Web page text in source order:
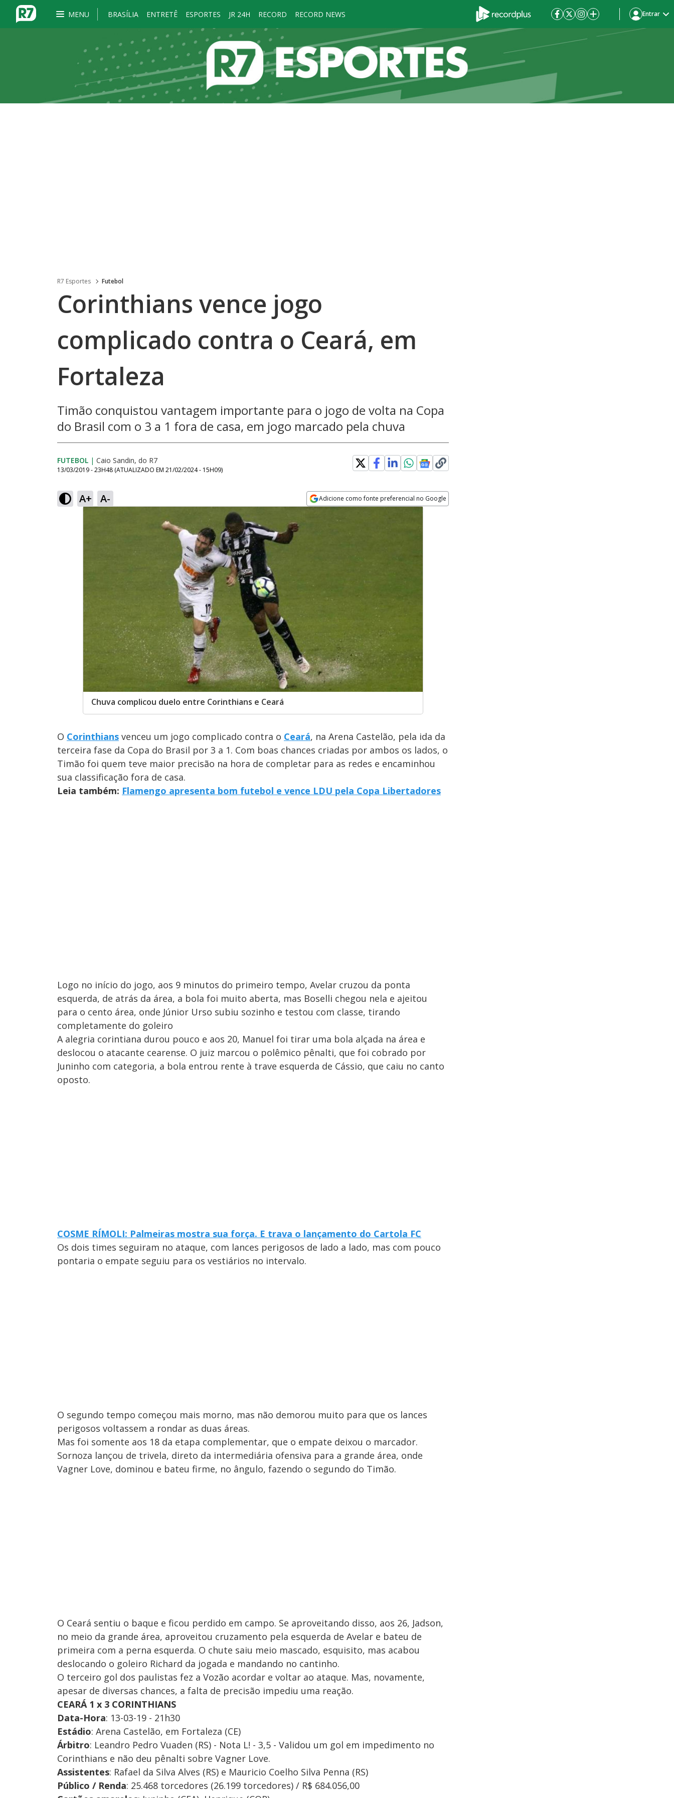
MENU BRASÍLIA ENTRETÊ ESPORTES JR 24H RECORD RECORD NEWS Entrar
R7 Esportes Futebol
Corinthians vence jogo
complicado contra o Ceará, em
Fortaleza
Timão conquistou vantagem importante para o jogo de volta na Copa
do Brasil com o 3 a 1 fora de casa, em jogo marcado pela chuva
FUTEBOL | Caio Sandin, do R7
13/03/2019 - 23H48 (ATUALIZADO EM 21/02/2024 - 15H09)
A+ A- Adicione como fonte preferencial no Google
Chuva complicou duelo entre Corinthians e Ceará
O Corinthians venceu um jogo complicado contra o Ceará, na Arena Castelão, pela ida da
terceira fase da Copa do Brasil por 3 a 1. Com boas chances criadas por ambos os lados, o
Timão foi quem teve maior precisão na hora de completar para as redes e encaminhou
sua classificação fora de casa.
Leia também: Flamengo apresenta bom futebol e vence LDU pela Copa Libertadores
Logo no início do jogo, aos 9 minutos do primeiro tempo, Avelar cruzou da ponta
esquerda, de atrás da área, a bola foi muito aberta, mas Boselli chegou nela e ajeitou
para o cento área, onde Júnior Urso subiu sozinho e testou com classe, tirando
completamente do goleiro
A alegria corintiana durou pouco e aos 20, Manuel foi tirar uma bola alçada na área e
deslocou o atacante cearense. O juiz marcou o polêmico pênalti, que foi cobrado por
Juninho com categoria, a bola entrou rente à trave esquerda de Cássio, que caiu no canto
oposto.
COSME RÍMOLI: Palmeiras mostra sua força. E trava o lançamento do Cartola FC
Os dois times seguiram no ataque, com lances perigosos de lado a lado, mas com pouco
pontaria o empate seguiu para os vestiários no intervalo.
O segundo tempo começou mais morno, mas não demorou muito para que os lances
perigosos voltassem a rondar as duas áreas.
Mas foi somente aos 18 da etapa complementar, que o empate deixou o marcador.
Sornoza lançou de trivela, direto da intermediária ofensiva para a grande área, onde
Vagner Love, dominou e bateu firme, no ângulo, fazendo o segundo do Timão.
O Ceará sentiu o baque e ficou perdido em campo. Se aproveitando disso, aos 26, Jadson,
no meio da grande área, aproveitou cruzamento pela esquerda de Avelar e bateu de
primeira com a perna esquerda. O chute saiu meio mascado, esquisito, mas acabou
deslocando o goleiro Richard da jogada e mandando no cantinho.
O terceiro gol dos paulistas fez a Vozão acordar e voltar ao ataque. Mas, novamente,
apesar de diversas chances, a falta de precisão impediu uma reação.
CEARÁ 1 x 3 CORINTHIANS
Data-Hora: 13-03-19 - 21h30
Estádio: ​Arena Castelão, em Fortaleza (CE)
Árbitro: Leandro Pedro Vuaden (RS) - Nota L! - 3,5 - Validou um gol em impedimento no
Corinthians e não deu pênalti sobre Vagner Love.
Assistentes: Rafael da Silva Alves (RS) e Mauricio Coelho Silva Penna (RS)
Público / Renda: 25.468 torcedores (26.199 torcedores) / R$ 684.056,00